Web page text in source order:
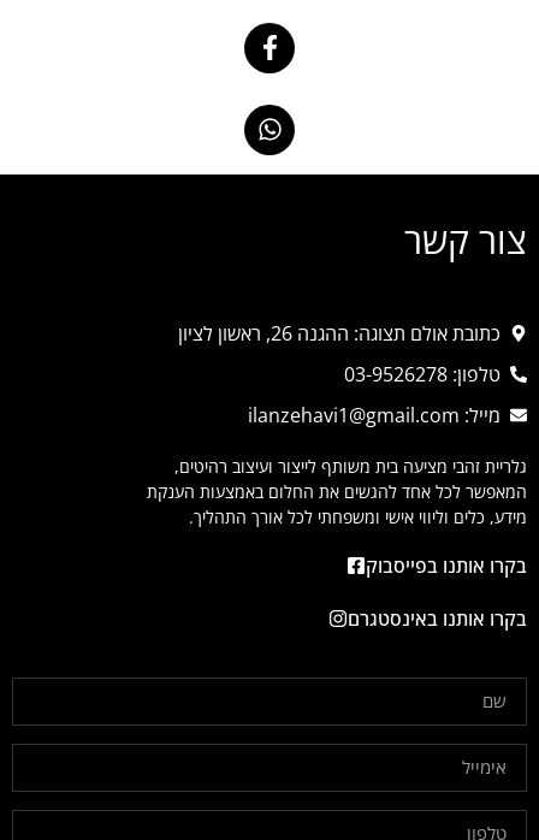
צור קשר
כתובת אולם תצוגה: ההגנה 26, ראשון לציון
טלפון: 03-9526278
מייל: ilanzehavi1@gmail.com
גלריית זהבי מציעה בית משותף לייצור ועיצוב רהיטים,
המאפשר לכל אחד להגשים את החלום באמצעות הענקת
מידע, כלים וליווי אישי ומשפחתי לכל אורך התהליך.
בקרו אותנו בפייסבוק
בקרו אותנו באינסטגרם